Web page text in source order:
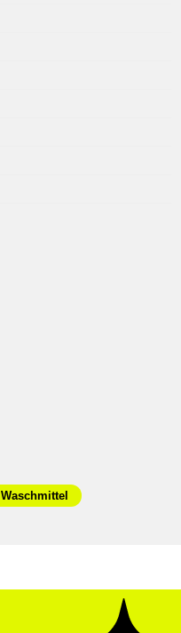
Waschmittel